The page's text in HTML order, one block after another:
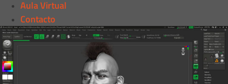
Aula Virtual
Contacto